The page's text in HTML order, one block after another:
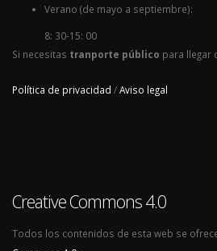
Verano (de mayo a septiembre):
8: 30-15: 00
Si necesitas tranporte público para llegar
Política de privacidad /Aviso legal
Creative Commons 4.0
Todos los contenidos de esta web se